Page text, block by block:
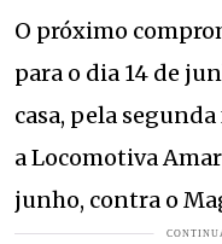
O próximo
para o dia 14 de
casa, pela segunda
a Locomotiva
junho, contra o